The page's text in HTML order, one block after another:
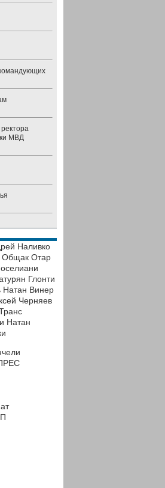
МВД
Наливко
Общак Отар
Глонти
Натан Винер
Черняев
Натан